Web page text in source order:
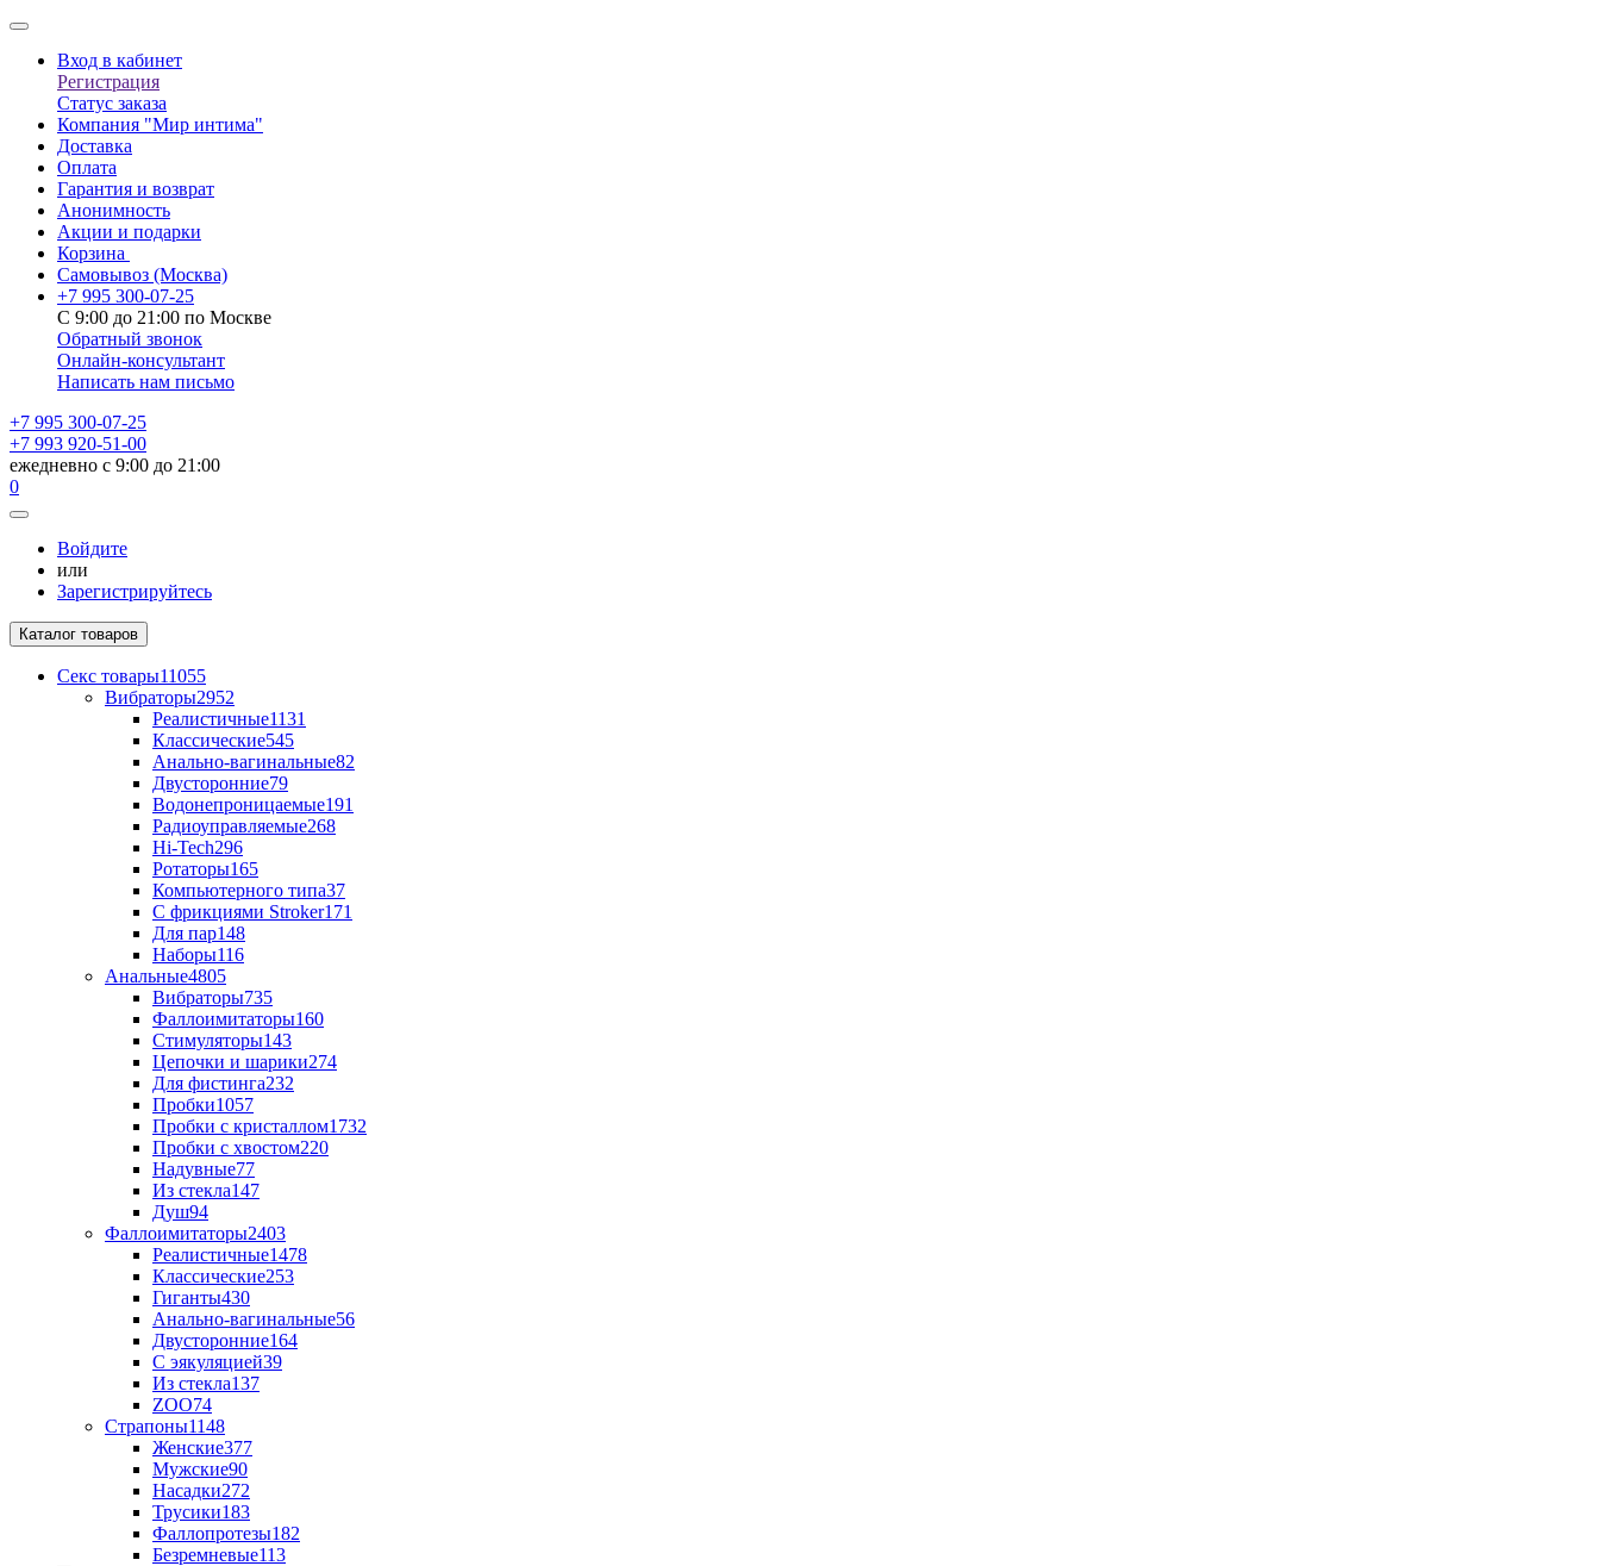
Вход в кабинет
Регистрация
Статус заказа
Компания "Мир интима"
Доставка
Оплата
Гарантия и возврат
Анонимность
Акции и подарки
Корзина
Самовывоз (Москва)
+7 995 300-07-25
С 9:00 до 21:00 по Москве
Обратный звонок
Онлайн-консультант
Написать нам письмо
+7 995 300-07-25
+7 993 920-51-00
ежедневно с 9:00 до 21:00
0
Войдите
или
Зарегистрируйтесь
Каталог товаров
Секс товары11055
Вибраторы2952
Реалистичные1131
Классические545
Анально-вагинальные82
Двусторонние79
Водонепроницаемые191
Радиоуправляемые268
Hi-Tech296
Ротаторы165
Компьютерного типа37
С фрикциями Stroker171
Для пар148
Наборы116
Анальные4805
Вибраторы735
Фаллоимитаторы160
Стимуляторы143
Цепочки и шарики274
Для фистинга232
Пробки1057
Пробки с кристаллом1732
Пробки с хвостом220
Надувные77
Из стекла147
Душ94
Фаллоимитаторы2403
Реалистичные1478
Классические253
Гиганты430
Анально-вагинальные56
Двусторонние164
С эякуляцией39
Из стекла137
ZOO74
Страпоны1148
Женские377
Мужские90
Насадки272
Трусики183
Фаллопротезы182
Безремневые113